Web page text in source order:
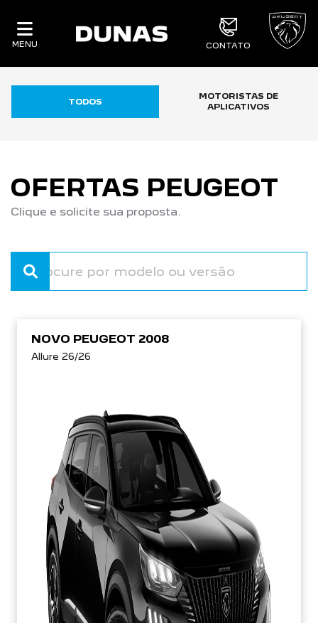
MENU CONTATO
TODOS
MOTORISTAS DE
APLICATIVOS
OFERTAS PEUGEOT
Clique e solicite sua proposta.
NOVO PEUGEOT 2008
Allure 26/26